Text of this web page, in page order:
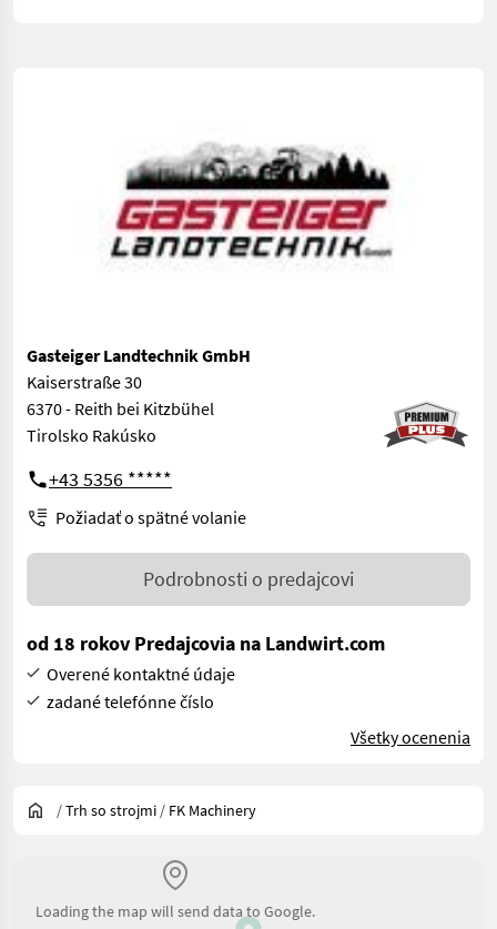
Gasteiger Landtechnik GmbH
Kaiserstraße 30
6370 - Reith bei Kitzbühel
Tirolsko Rakúsko
+43 5356 *****
Požiadať o spätné volanie
Podrobnosti o predajcovi
od 18 rokov Predajcovia na Landwirt.com
Overené kontaktné údaje
zadané telefónne číslo
Všetky ocenenia
/Trh so strojmi / FK Machinery
Loading the map will send data to Google.